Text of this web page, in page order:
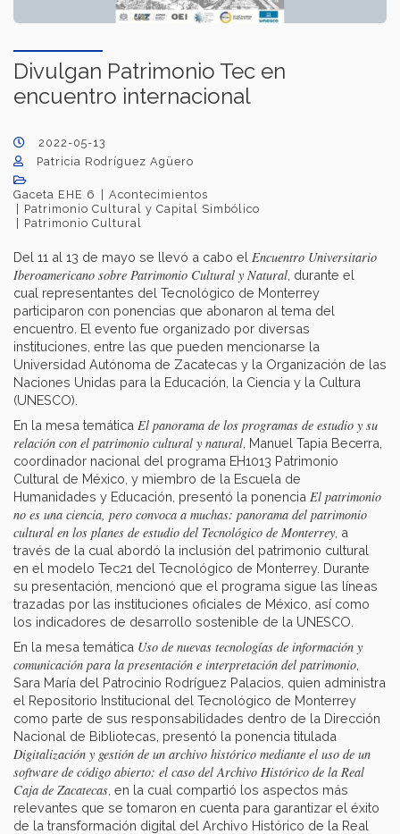
Divulgan Patrimonio Tec en
encuentro internacional
2022-05-13
Patricia Rodríguez Agüero
Gaceta EHE 6
Acontecimientos
Patrimonio Cultural y Capital Simbólico
Patrimonio Cultural
Del 11 al 13 de mayo se llevó a cabo el Encuentro Universitario
Iberoamericano sobre Patrimonio Cultural y Natural , durante el
cual representantes del Tecnológico de Monterrey
participaron con ponencias que abonaron al tema del
encuentro. El evento fue organizado por diversas
instituciones, entre las que pueden mencionarse la
Universidad Autónoma de Zacatecas y la Organización de las
Naciones Unidas para la Educación, la Ciencia y la Cultura
(UNESCO).
En la mesa temática El panorama de los programas de estudio y su
relación con el patrimonio cultural y natural , Manuel Tapia Becerra,
coordinador nacional del programa EH1013 Patrimonio
Cultural de México, y miembro de la Escuela de
Humanidades y Educación, presentó la ponencia El patrimonio
no es una ciencia, pero convoca a muchas: panorama del patrimonio
cultural en los planes de estudio del Tecnológico de Monterrey , a
través de la cual abordó la inclusión del patrimonio cultural
en el modelo Tec21 del Tecnológico de Monterrey. Durante
su presentación, mencionó que el programa sigue las líneas
trazadas por las instituciones oficiales de México, así como
los indicadores de desarrollo sostenible de la UNESCO.
En la mesa temática Uso de nuevas tecnologías de información y
comunicación para la presentación e interpretación del patrimonio
Sara María del Patrocinio Rodríguez Palacios, quien administra
el Repositorio Institucional del Tecnológico de Monterrey
como parte de sus responsabilidades dentro de la Dirección
Nacional de Bibliotecas, presentó la ponencia titulada
Digitalización y gestión de un archivo histórico mediante el uso de un
software de código abierto: el caso del Archivo Histórico de la Real
Caja de Zacatecas , en la cual compartió los aspectos más
relevantes que se tomaron en cuenta para garantizar el éxito
de la transformación digital del Archivo Histórico de la Real